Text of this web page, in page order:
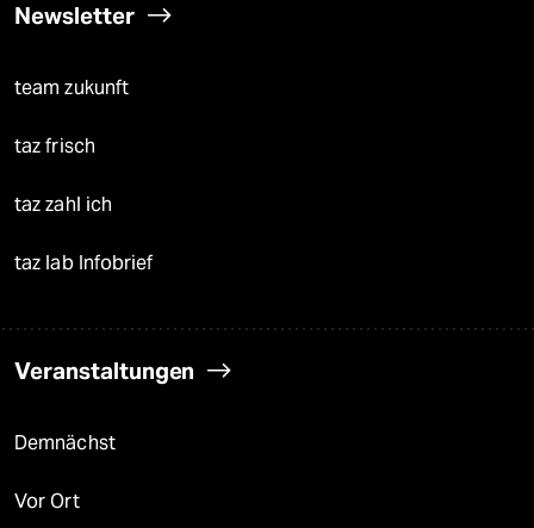
Newsletter
team zukunft
taz frisch
taz zahl ich
taz lab Infobrief
Veranstaltungen
Demnächst
Vor Ort